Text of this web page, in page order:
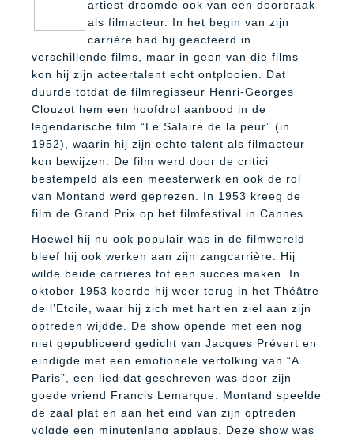
artiest droomde ook van een doorbraak
als filmacteur. In het begin van zijn
carrière had hij geacteerd in
verschillende films, maar in geen van die films
kon hij zijn acteertalent echt ontplooien. Dat
duurde totdat de filmregisseur Henri-Georges
Clouzot hem een hoofdrol aanbood in de
legendarische film “Le Salaire de la peur” (in
1952), waarin hij zijn echte talent als filmacteur
kon bewijzen. De film werd door de critici
bestempeld als een meesterwerk en ook de rol
van Montand werd geprezen. In 1953 kreeg de
film de Grand Prix op het filmfestival in Cannes.
Hoewel hij nu ook populair was in de filmwereld
bleef hij ook werken aan zijn zangcarrière. Hij
wilde beide carrières tot een succes maken. In
oktober 1953 keerde hij weer terug in het Théâtre
de l’Etoile, waar hij zich met hart en ziel aan zijn
optreden wijdde. De show opende met een nog
niet gepubliceerd gedicht van Jacques Prévert en
eindigde met een emotionele vertolking van “A
Paris”, een lied dat geschreven was door zijn
goede vriend Francis Lemarque. Montand speelde
de zaal plat en aan het eind van zijn optreden
volgde een minutenlang applaus. Deze show was